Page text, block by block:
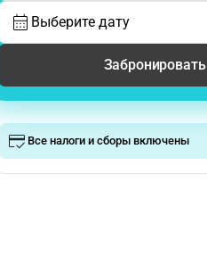
Выберите дату
Забронировать
Все налоги и сборы включены